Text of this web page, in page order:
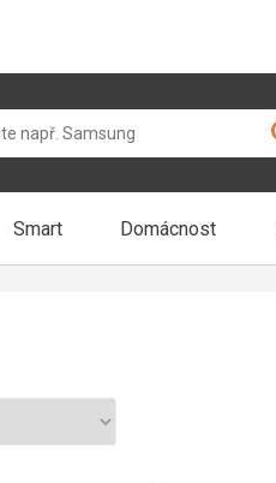
Smart Domácnost